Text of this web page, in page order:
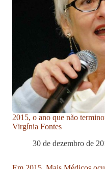
2015, o ano que não
Virgínia Fontes
30 de dezembro de